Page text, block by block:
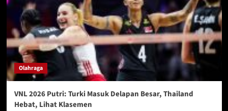
Olahraga
VNL 2026 Putri: Turki Masuk Delapan Besar, Thailand
Hebat, Lihat Klasemen